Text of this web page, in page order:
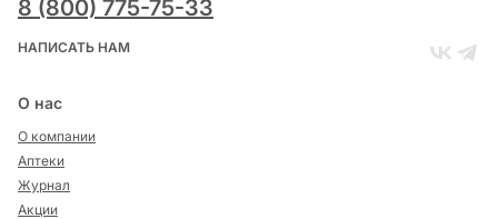
8 (800) 775-75-33
НАПИСАТЬ НАМ
О нас
О компании
Аптеки
Журнал
Акции